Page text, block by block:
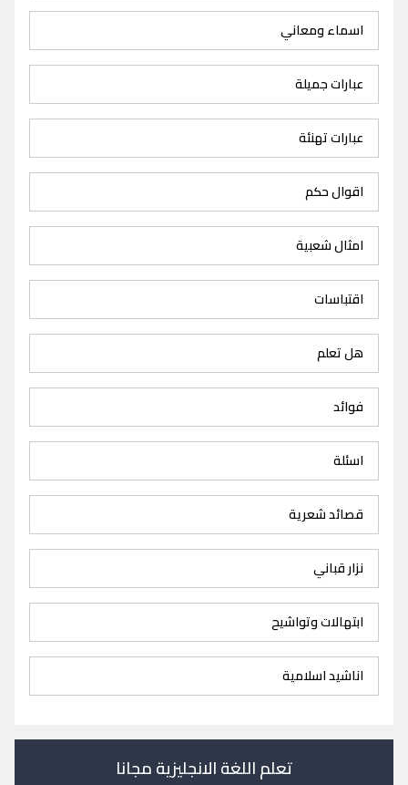
اسماء ومعاني
عبارات جميلة
عبارات تهنئة
اقوال حكم
امثال شعبية
اقتباسات
هل تعلم
فوائد
اسئلة
قصائد شعرية
نزار قباني
ابتهالات وتواشيح
اناشيد اسلامية
تعلم اللغة الانجليزية مجانا